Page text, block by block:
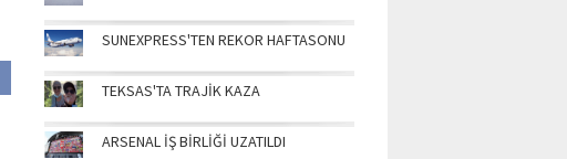
SUNEXPRESS'TEN REKOR HAFTASONU
TEKSAS'TA TRAJİK KAZA
ARSENAL İŞ BİRLİĞİ UZATILDI